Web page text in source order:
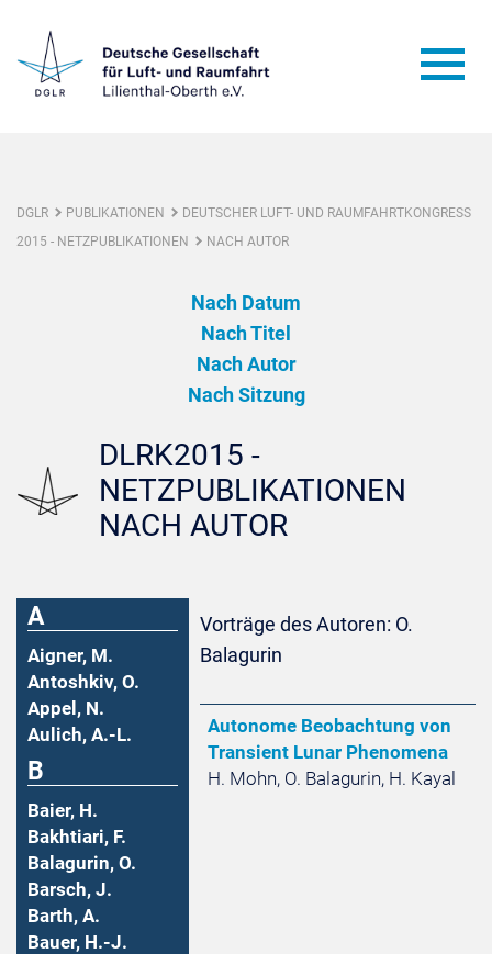
DGLR PUBLIKATIONEN
DEUTSCHER LUFT- UND RAUMFAHRTKONGRESS
2015 - NETZPUBLIKATIONEN
NACH AUTOR
Nach Datum
Nach Titel
Nach Autor
Nach Sitzung
DLRK2015 -
NETZPUBLIKATIONEN
NACH AUTOR
A
Aigner, M.
Antoshkiv, O.
Appel, N.
Aulich, A.-L.
B
Baier, H.
Bakhtiari, F.
Balagurin, O.
Barsch, J.
Barth, A.
Bauer, H.-J.
Vorträge des Autoren: O.
Balagurin
Autonome Beobachtung von
Transient Lunar Phenomena
H. Mohn, O. Balagurin, H. Kayal